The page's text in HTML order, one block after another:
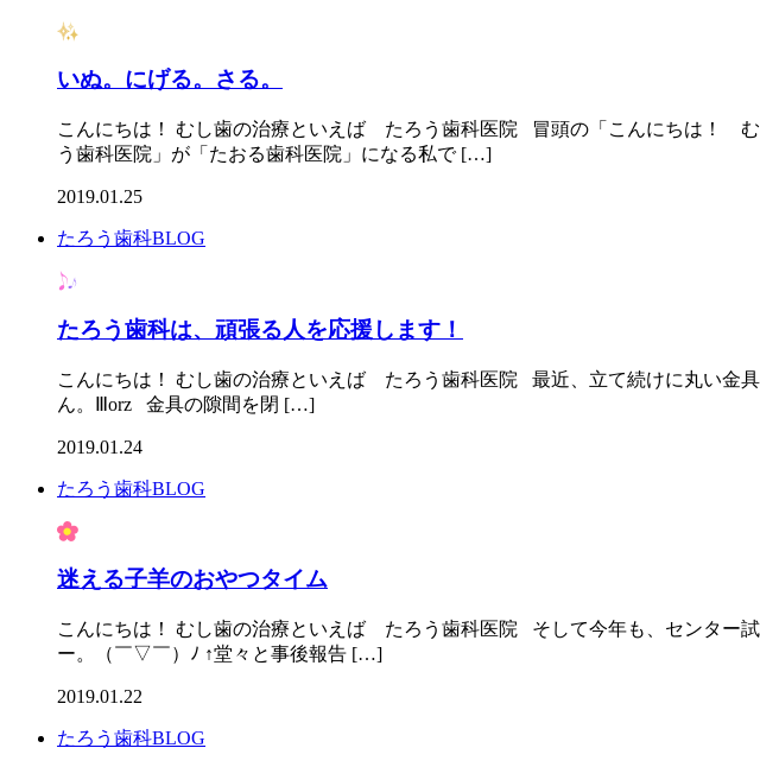
いぬ。にげる。さる。
こんにちは！ むし歯の治療といえば たろう歯科医院 冒頭の「こんにちは！
う歯科医院」が「たおる歯科医院」になる私で […]
2019.01.25
たろう歯科BLOG
たろう歯科は、頑張る人を応援します！
こんにちは！ むし歯の治療といえば たろう歯科医院 最近、立て続けに丸い金
ん。Ⅲorz 金具の隙間を閉 […]
2019.01.24
たろう歯科BLOG
迷える子羊のおやつタイム
こんにちは！ むし歯の治療といえば たろう歯科医院 そして今年も、センター
ー。（￣▽￣）ﾉ ↑堂々と事後報告 […]
2019.01.22
たろう歯科BLOG